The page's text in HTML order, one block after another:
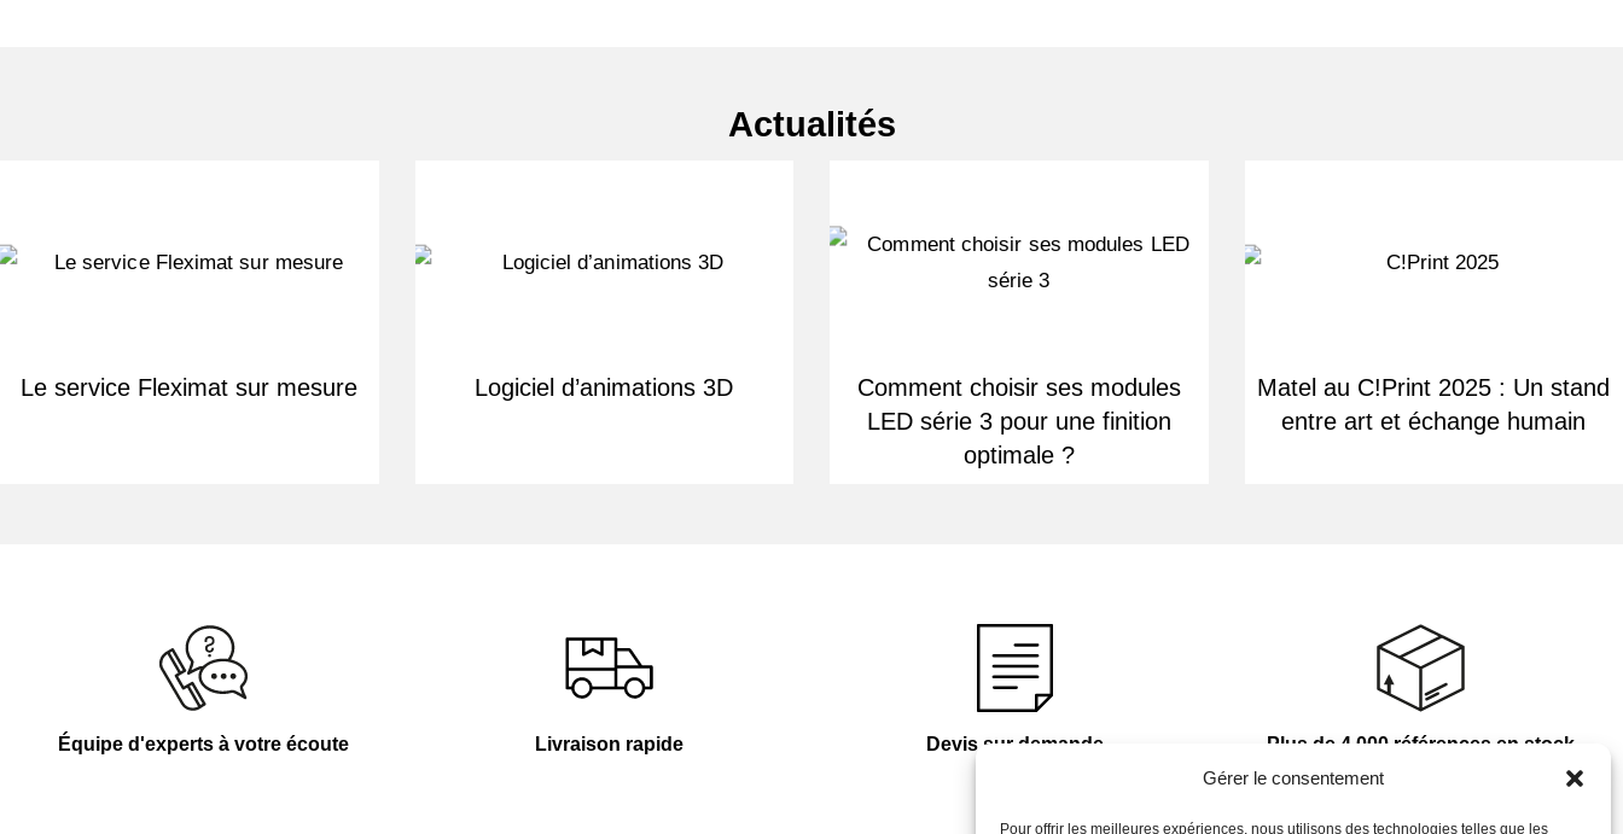
Gérer le consentement
Pour offrir les meilleures expériences, nous utilisons des technologies telles que les
Actualités
Le service Fleximat sur mesure Logiciel d’animations 3D
Comment choisir ses modules
LED série 3 pour une finition
optimale ?
Matel au C!Print 2025 : Un stand
entre art et échange humain
Équipe d'experts à votre écoute Livraison rapide Devis sur demande Plus de 4 000 références en stock